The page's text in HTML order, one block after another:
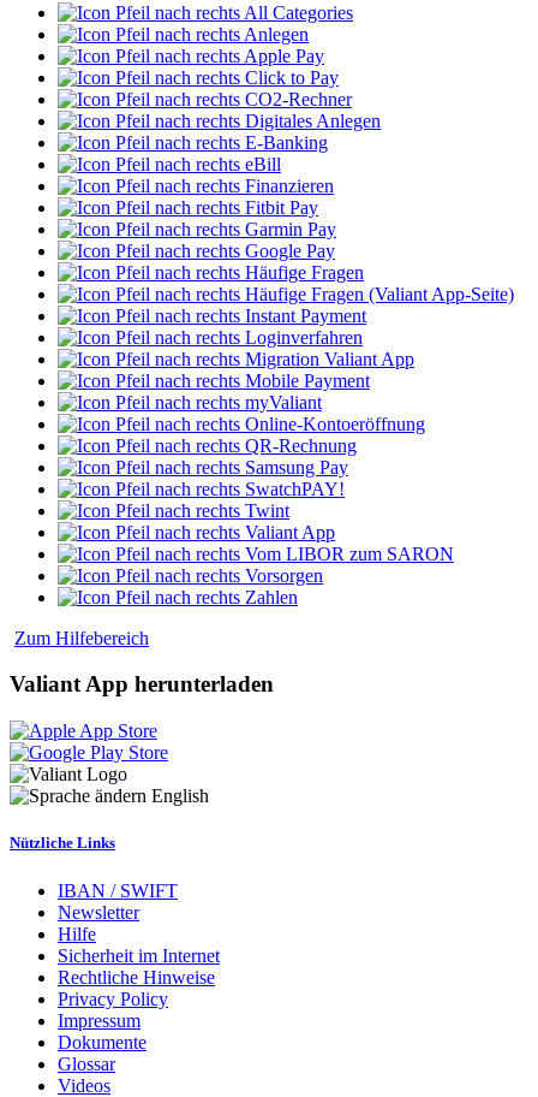
All Categories
Anlegen
Apple Pay
Click to Pay
CO2-Rechner
Digitales Anlegen
E-Banking
eBill
Finanzieren
Fitbit Pay
Garmin Pay
Google Pay
Häufige Fragen
Häufige Fragen (Valiant App-Seite)
Instant Payment
Loginverfahren
Migration Valiant App
Mobile Payment
myValiant
Online-Kontoeröffnung
QR-Rechnung
Samsung Pay
SwatchPAY!
Twint
Valiant App
Vom LIBOR zum SARON
Vorsorgen
Zahlen
Zum Hilfebereich
Valiant App herunterladen
English
Nützliche Links
IBAN / SWIFT
Newsletter
Hilfe
Sicherheit im Internet
Rechtliche Hinweise
Privacy Policy
Impressum
Dokumente
Glossar
Videos